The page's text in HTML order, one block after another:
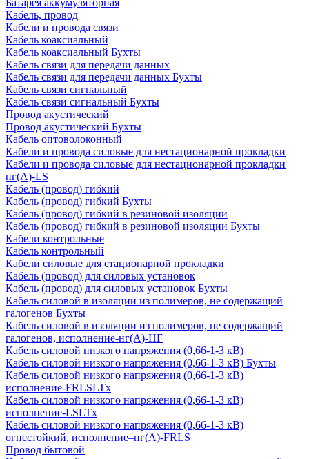
Батарея аккумуляторная
Кабель, провод
Кабели и провода связи
Кабель коаксиальный
Кабель коаксиальный Бухты
Кабель связи для передачи данных
Кабель связи для передачи данных Бухты
Кабель связи сигнальный
Кабель связи сигнальный Бухты
Провод акустический
Провод акустический Бухты
Кабель оптоволоконный
Кабели и провода силовые для нестационарной прокладки
Кабели и провода силовые для нестационарной прокладки
нг(А)-LS
Кабель (провод) гибкий
Кабель (провод) гибкий Бухты
Кабель (провод) гибкий в резиновой изоляции
Кабель (провод) гибкий в резиновой изоляции Бухты
Кабели контрольные
Кабель контрольный
Кабели силовые для стационарной прокладки
Кабель (провод) для силовых установок
Кабель (провод) для силовых установок Бухты
Кабель силовой в изоляции из полимеров, не содержащий
галогенов Бухты
Кабель силовой в изоляции из полимеров, не содержащий
галогенов, исполнение-нг(А)-HF
Кабель силовой низкого напряжения (0,66-1-3 кВ)
Кабель силовой низкого напряжения (0,66-1-3 кВ) Бухты
Кабель силовой низкого напряжения (0,66-1-3 кВ)
исполнение-FRLSLTx
Кабель силовой низкого напряжения (0,66-1-3 кВ)
исполнение-LSLTx
Кабель силовой низкого напряжения (0,66-1-3 кВ)
огнестойкий, исполнение–нг(А)-FRLS
Провод бытовой